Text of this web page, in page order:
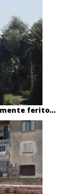
ferito...